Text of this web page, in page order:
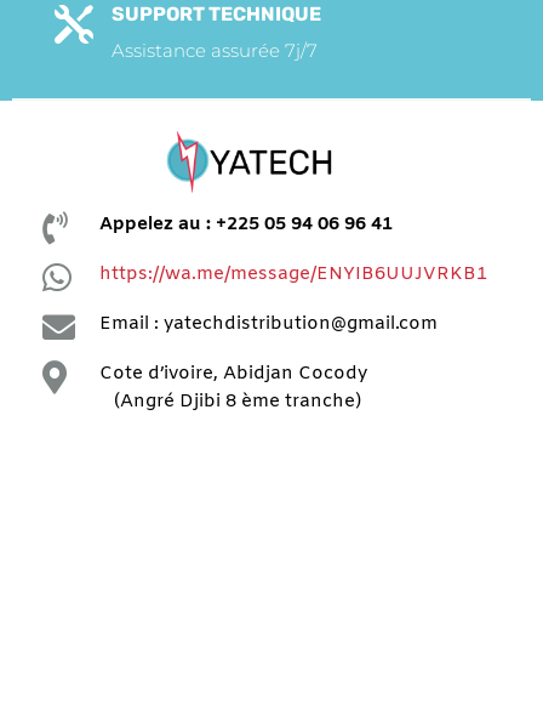

SUPPORT TECHNIQUE
Assistance assurée 7j/7
 Appelez au : +225 05 94 06 96 41
 https://wa.me/message/ENYIB6UUJVRKB1
 Email : yatechdistribution@gmail.com

Cote d’ivoire, Abidjan Cocody
(Angré Djibi 8 ème tranche)